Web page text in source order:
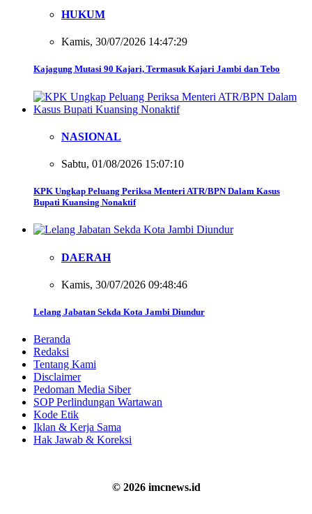
HUKUM
Kamis, 30/07/2026 14:47:29
Kajagung Mutasi 90 Kajari, Termasuk Kajari Jambi dan Tebo
NASIONAL
Sabtu, 01/08/2026 15:07:10
KPK Ungkap Peluang Periksa Menteri ATR/BPN Dalam Kasus
Bupati Kuansing Nonaktif
DAERAH
Kamis, 30/07/2026 09:48:46
Lelang Jabatan Sekda Kota Jambi Diundur
Beranda
Redaksi
Tentang Kami
Disclaimer
Pedoman Media Siber
SOP Perlindungan Wartawan
Kode Etik
Iklan & Kerja Sama
Hak Jawab & Koreksi
© 2026 imcnews.id